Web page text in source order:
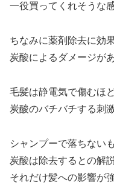
一役買ってくれそうな
ちなみに薬剤除去に効
炭酸によるダメージが
毛髪は静電気で傷むほ
炭酸のバチバチする刺
シャンプーで落ちない
炭酸は除去するとの解
それだけ髪への影響が